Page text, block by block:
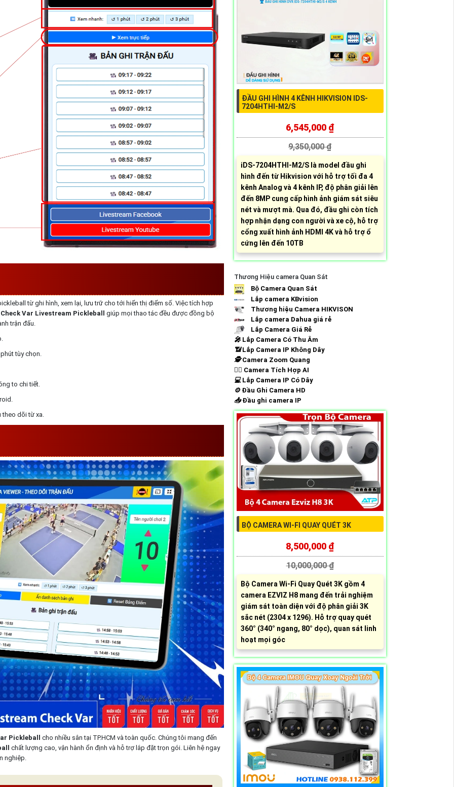
từ ghi hình, xem lại, lưu trữ cho tới hiển thị điểm số. Việc tích hợp
Var Livestream Pickleball
giúp mọi thao tác đều được đồng bộ
trận đấu.
tùy chọn.
to chi tiết.
theo dõi từ xa.
Pickleball
cho nhiều sân tại TP.HCM và toàn quốc. Chúng tôi mang đến
chất lượng cao, vận hành ổn định và hỗ trợ lắp đặt trọn gói. Liên hệ ngay
nghiệp.
ĐẦU GHI HÌNH 4 KÊNH HIKVISION IDS-
7204HTHI-M2/S
6,545,000 ₫
9,350,000 ₫
iDS-7204HTHI-M2/S là model đầu ghi
hình đến từ Hikvision với hỗ trợ tối đa 4
kênh Analog và 4 kênh IP, độ phân giải lên
đến 8MP cung cấp hình ảnh giám sát siêu
nét và mượt mà. Qua đó, đầu ghi còn tích
hợp nhận dạng con người và xe cộ, hỗ trợ
cổng xuất hình ảnh HDMI 4K và hỗ trợ ổ
cứng lên đến 10TB
Thương Hiệu camera Quan Sát
Bộ Camera Quan Sát
Lắp camera KBvision
Thương hiệu Camera HIKVISON
Lắp camera Dahua giá rẻ
Lắp Camera Giá Rẻ
️🎤️ Lắp Camera Có Thu Âm
📶Lắp Camera IP Không Dây
🕵️Camera Zoom Quang
🧛‍♀️ Camera Tích Hợp AI
💻Lắp Camera IP Có Dây
⚙️Đầu Ghi Camera HD
📥Đầu ghi camera IP
BỘ CAMERA WI-FI QUAY QUÉT 3K
8,500,000 ₫
10,000,000 ₫
Bộ Camera Wi-Fi Quay Quét 3K gồm 4
camera EZVIZ H8 mang đến trải nghiệm
giám sát toàn diện với độ phân giải 3K
sắc nét (2304 x 1296). Hỗ trợ quay quét
360° (340° ngang, 80° dọc), quan sát linh
hoạt mọi góc